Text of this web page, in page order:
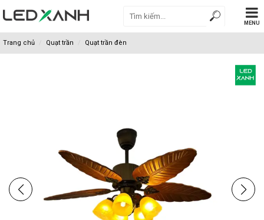
MENU
Trang chủ Quạt trần Quạt trần đèn